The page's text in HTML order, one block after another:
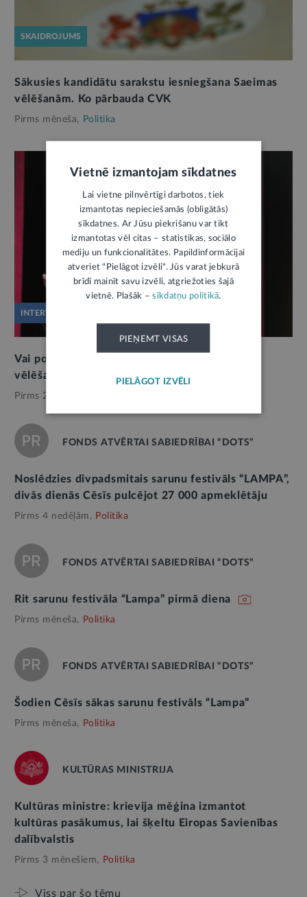
SKAIDROJUMS
Sākusies kandidātu sarakstu iesniegšana Saeimas
vēlēšanām. Ko pārbauda CVK
Pirms mēneša, Politika
INTERVIJA
Vai politiskie uzskati vienmēr nosaka izvēli
vēlēšanās? Pētījums atklāj pretrunīgu ainu
Pirms 2 mēnešiem,
FONDS ATVĒRTAI SABIEDRĪBAI “DOTS”
Noslēdzies divpadsmitais sarunu festivāls “LAMPA”,
divās dienās Cēsīs pulcējot 27 000 apmeklētāju
Pirms 4 nedēļām, Politika
FONDS ATVĒRTAI SABIEDRĪBAI “DOTS”
Rit sarunu festivāla “Lampa” pirmā diena
Pirms mēneša, Politika
FONDS ATVĒRTAI SABIEDRĪBAI “DOTS”
Šodien Cēsīs sākas sarunu festivāls “Lampa”
Pirms mēneša, Politika
KULTŪRAS MINISTRIJA
Kultūras ministre: krievija mēģina izmantot
kultūras pasākumus, lai šķeltu Eiropas Savienības
dalībvalstis
Pirms 3 mēnešiem, Politika
Viss par šo tēmu
Vietnē izmantojam sīkdatnes
Lai vietne pilnvērtīgi darbotos, tiek
izmantotas nepieciešamās (obligātās)
sīkdatnes. Ar Jūsu piekrišanu var tikt
izmantotas vēl citas – statistikas, sociālo
mediju un funkcionalitātes. Papildinformācijai
atveriet "Pielāgot izvēli". Jūs varat jebkurā
brīdī mainīt savu izvēli, atgriežoties šajā
vietnē. Plašāk –sīkdatņu politikā.
PIEŅEMT VISAS
PIELĀGOT IZVĒLI